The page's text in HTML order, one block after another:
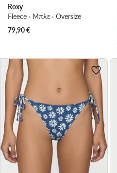
Roxy
Fleece · Μπλε · Oversize
79,90€